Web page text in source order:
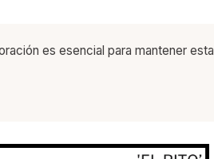
es esencial para mantener esta